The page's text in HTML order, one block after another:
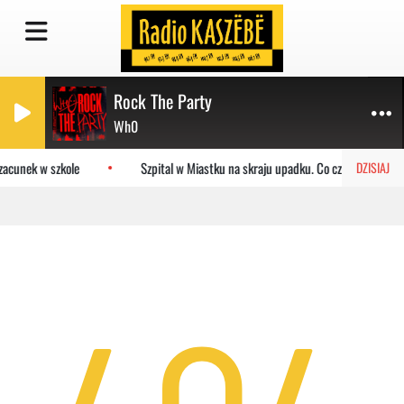
Rock The Party
Wh0
DZISIAJ
w szkole Szpital w Miastku na skraju upadku. Co czeka